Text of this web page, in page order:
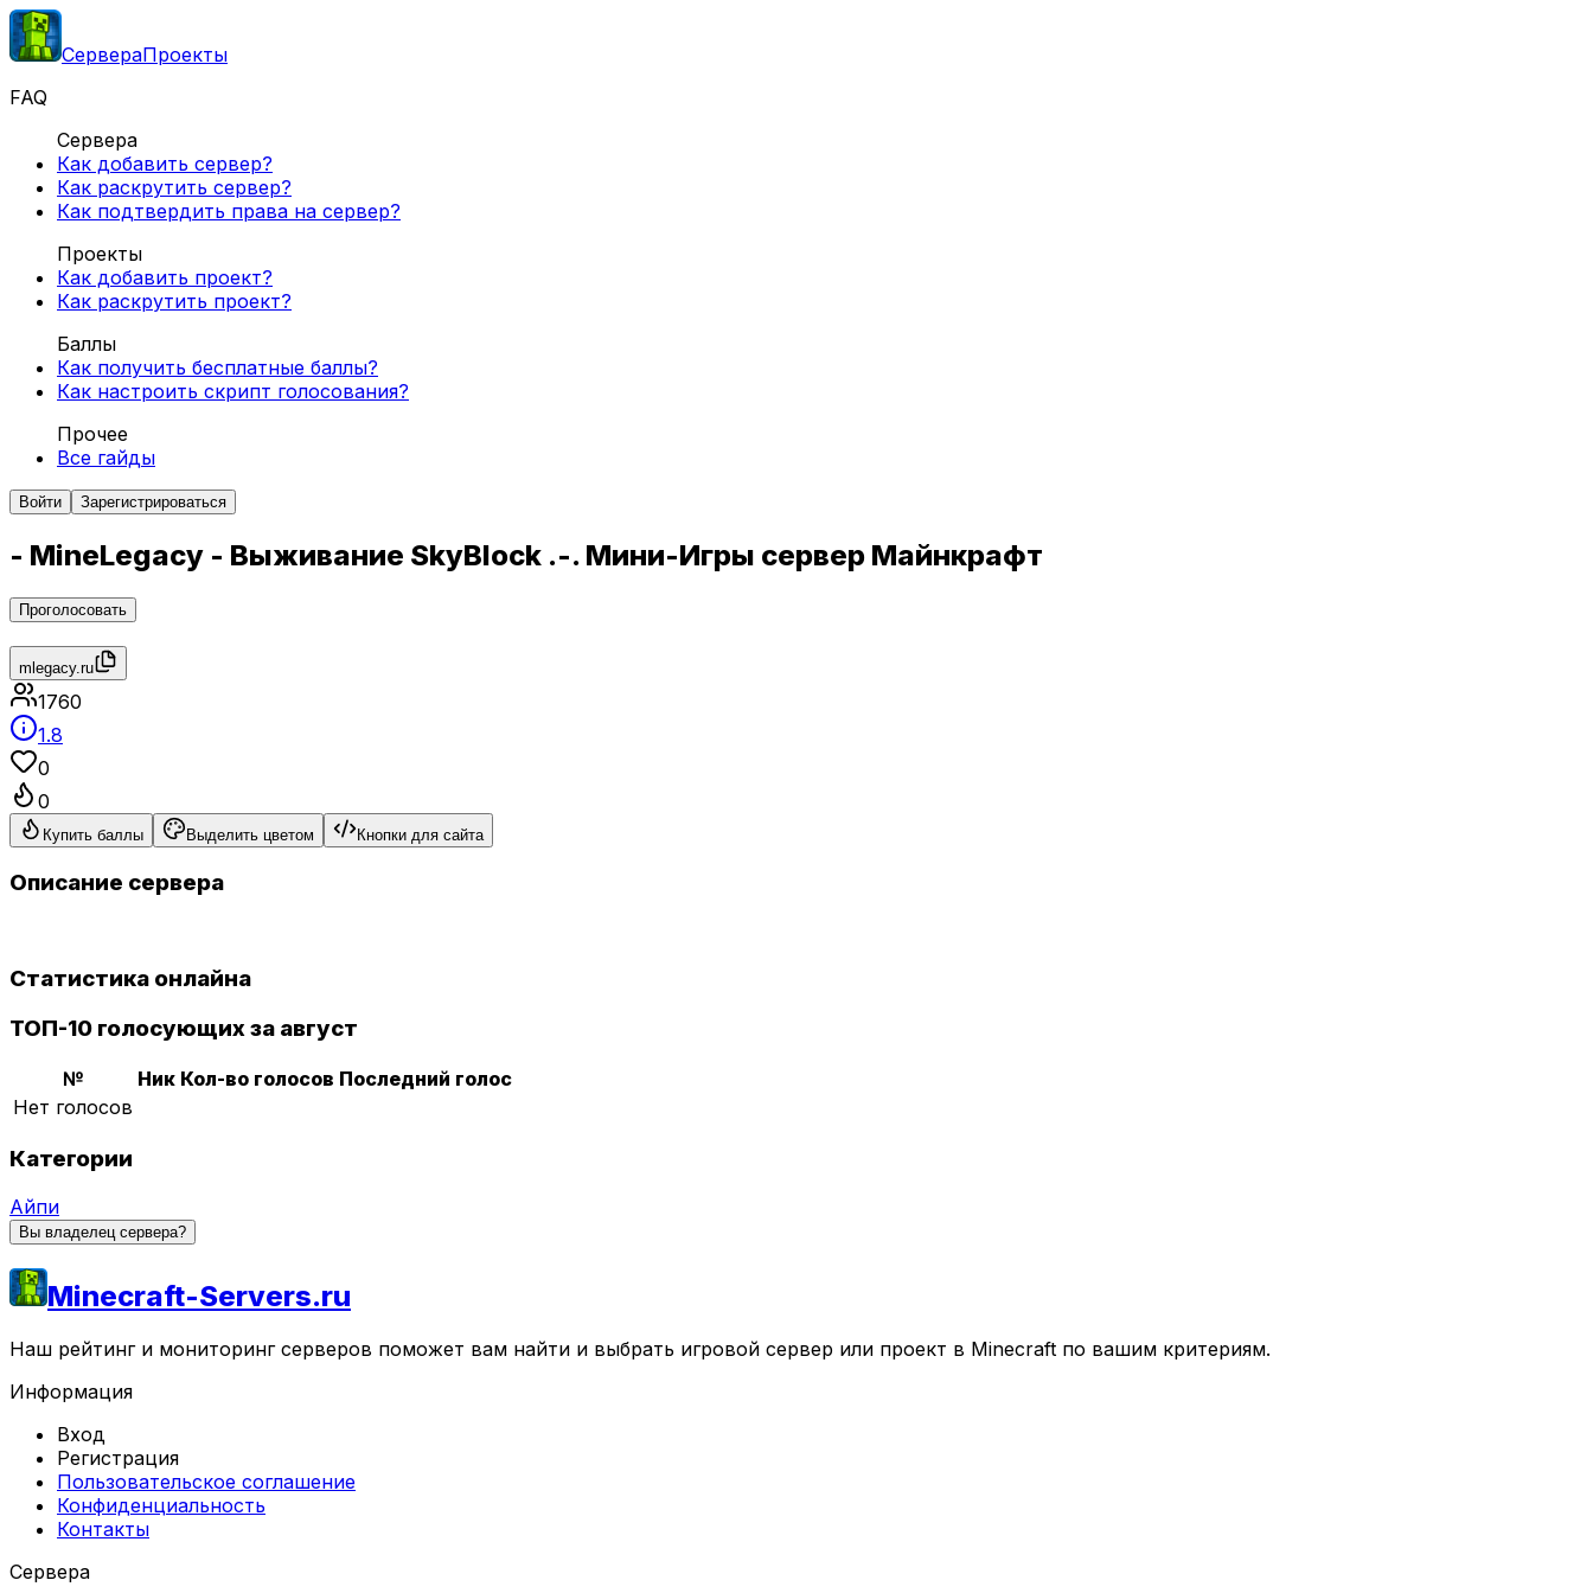
СервераПроекты
FAQ
Сервера
Как добавить сервер?
Как раскрутить сервер?
Как подтвердить права на сервер?
Проекты
Как добавить проект?
Как раскрутить проект?
Баллы
Как получить бесплатные баллы?
Как настроить скрипт голосования?
Прочее
Все гайды
Войти Зарегистрироваться
- MineLegacy - Выживание SkyBlock .-. Мини-Игры сервер Майнкрафт
Проголосовать
mlegacy.ru
1760
1.8
0
0
Купить баллы Выделить цветом Кнопки для сайта
Описание сервера
Статистика онлайна
ТОП-10 голосующих за август
№ Ник Кол-во голосов Последний голос
Нет голосов
Категории
Айпи
Вы владелец сервера?
Minecraft-Servers.ru
Наш рейтинг и мониторинг серверов поможет вам найти и выбрать игровой сервер или проект в Minecraft по вашим критериям.
Информация
Вход
Регистрация
Пользовательское соглашение
Конфиденциальность
Контакты
Сервера